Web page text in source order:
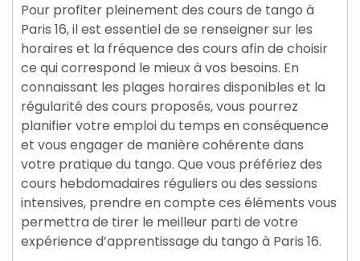
Pour profiter pleinement des cours de tango à
Paris 16, il est essentiel de se renseigner sur les
horaires et la fréquence des cours afin de choisir
ce qui correspond le mieux à vos besoins. En
connaissant les plages horaires disponibles et la
régularité des cours proposés, vous pourrez
planifier votre emploi du temps en conséquence
et vous engager de manière cohérente dans
votre pratique du tango. Que vous préfériez des
cours hebdomadaires réguliers ou des sessions
intensives, prendre en compte ces éléments vous
permettra de tirer le meilleur parti de votre
expérience d’apprentissage du tango à Paris 16.